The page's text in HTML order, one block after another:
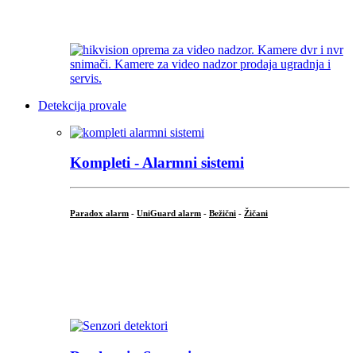
Detekcija provale
Kompleti - Alarmni sistemi
Paradox alarm - UniGuard alarm - Bežični - Žičani